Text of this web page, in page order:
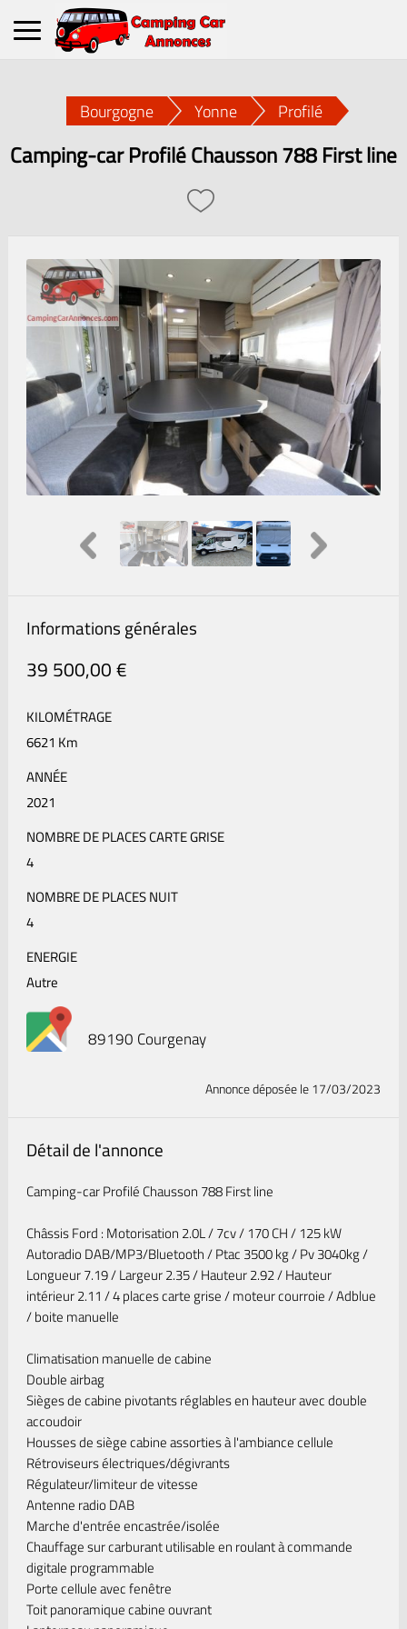
Bourgogne Yonne Profilé
Camping-car Profilé Chausson 788 First line
Informations générales
39 500,00 €
KILOMÉTRAGE
6621 Km
ANNÉE
2021
NOMBRE DE PLACES CARTE GRISE
4
NOMBRE DE PLACES NUIT
4
ENERGIE
Autre
89190 Courgenay
Annonce déposéele 17/03/2023
Détail de l'annonce
Camping-car Profilé Chausson 788 First line
Châssis Ford : Motorisation 2.0L / 7cv / 170 CH / 125 kW
Autoradio DAB/MP3/Bluetooth / Ptac 3500 kg / Pv 3040kg /
Longueur 7.19 / Largeur 2.35 / Hauteur 2.92 / Hauteur
intérieur 2.11 / 4 places carte grise / moteur courroie / Adblue
/ boite manuelle
Climatisation manuelle de cabine
Double airbag
Sièges de cabine pivotants réglables en hauteur avec double
accoudoir
Housses de siège cabine assorties à l'ambiance cellule
Rétroviseurs électriques/dégivrants
Régulateur/limiteur de vitesse
Antenne radio DAB
Marche d'entrée encastrée/isolée
Chauffage sur carburant utilisable en roulant à commande
digitale programmable
Porte cellule avec fenêtre
Toit panoramique cabine ouvrant